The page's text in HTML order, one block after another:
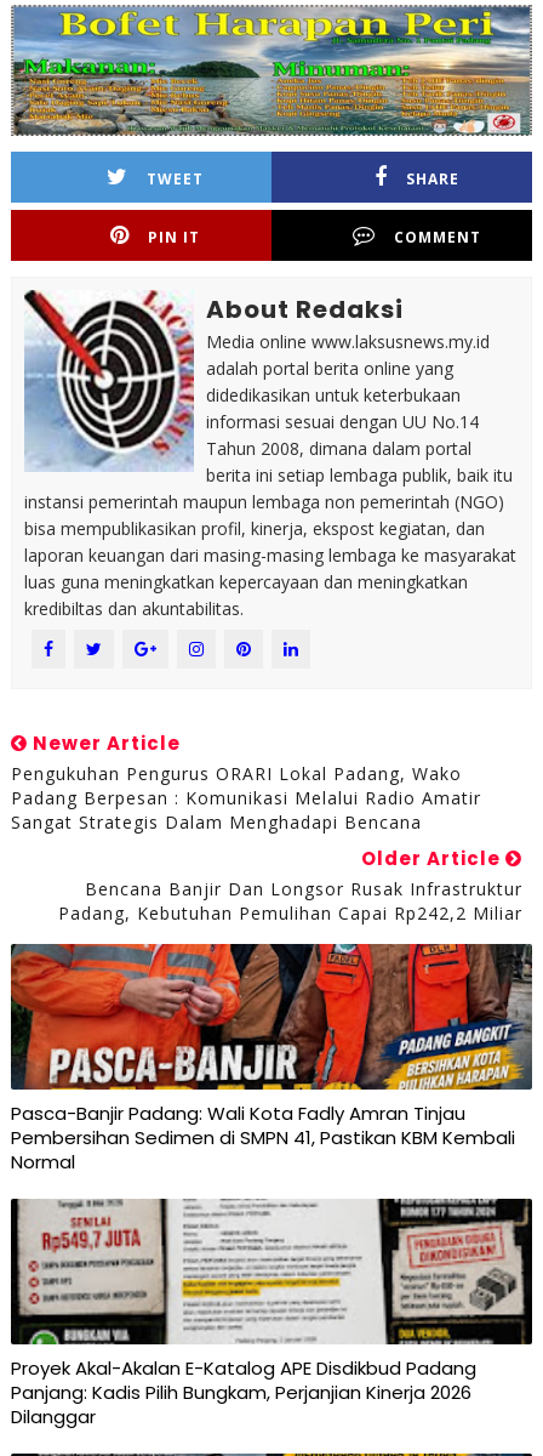
TWEET SHARE
PIN IT COMMENT
About Redaksi
Media online www.laksusnews.my.id
adalah portal berita online yang
didedikasikan untuk keterbukaan
informasi sesuai dengan UU No.14
Tahun 2008, dimana dalam portal
berita ini setiap lembaga publik, baik itu
instansi pemerintah maupun lembaga non pemerintah (NGO)
bisa mempublikasikan profil, kinerja, ekspost kegiatan, dan
laporan keuangan dari masing-masing lembaga ke masyarakat
luas guna meningkatkan kepercayaan dan meningkatkan
kredibiltas dan akuntabilitas.
Newer Article
Pengukuhan Pengurus ORARI Lokal Padang, Wako
Padang Berpesan : Komunikasi Melalui Radio Amatir
Sangat Strategis Dalam Menghadapi Bencana
Older Article
Bencana Banjir Dan Longsor Rusak Infrastruktur
Padang, Kebutuhan Pemulihan Capai Rp242,2 Miliar
Pasca-Banjir Padang: Wali Kota Fadly Amran Tinjau
Pembersihan Sedimen di SMPN 41, Pastikan KBM Kembali
Normal
Proyek Akal-Akalan E-Katalog APE Disdikbud Padang
Panjang: Kadis Pilih Bungkam, Perjanjian Kinerja 2026
Dilanggar